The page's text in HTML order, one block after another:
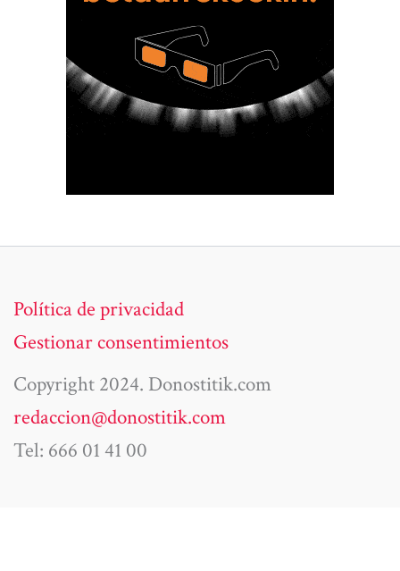
Política de privacidad
Gestionar consentimientos
Copyright 2024. Donostitik.com
redaccion@donostitik.com
Tel: 666 01 41 00